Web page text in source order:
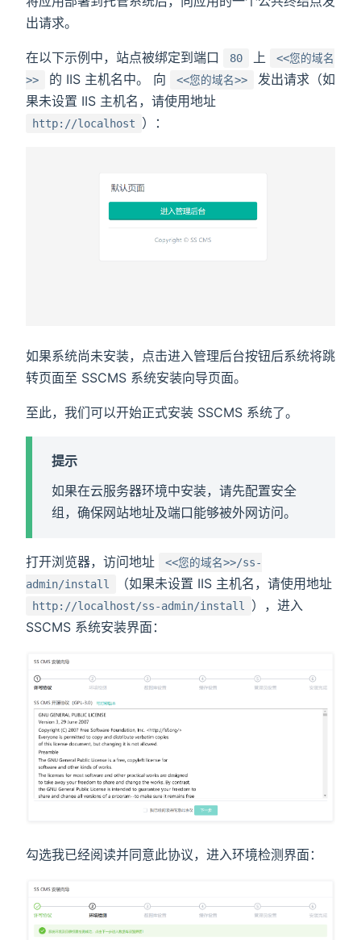
出请求。
在以下示例中，站点被绑定到端口 80 上
<<您的域名
>>
的 IIS 主机名中。 向 <<您的域名>>
发出请求（如
果未设置 IIS 主机名，请使用地址
http://localhost ）：
如果系统尚未安装，点击进入管理后台按钮后系统将跳
转页面至 SSCMS 系统安装向导页面。
至此，我们可以开始正式安装 SSCMS 系统了。
提示
如果在云服务器环境中安装，请先配置安全
组，确保网站地址及端口能够被外网访问。
打开浏览器，访问地址
<<您的域名>>/ss-
admin/install
（如果未设置 IIS 主机名，请使用地址
http://localhost/ss-admin/install
），进入
SSCMS 系统安装界面：
勾选我已经阅读并同意此协议，进入环境检测界面：